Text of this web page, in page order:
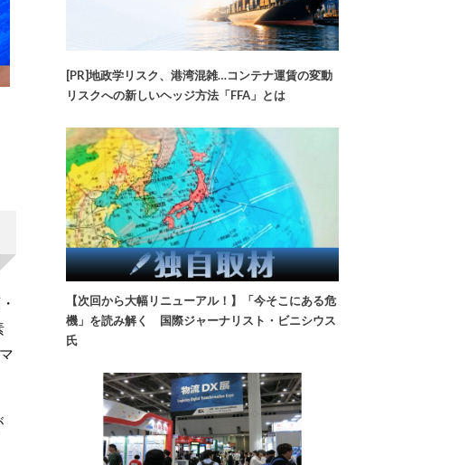
[PR]地政学リスク、港湾混雑…コンテナ運賃の変動
リスクへの新しいヘッジ方法「FFA」とは
【次回から大幅リニューアル！】「今そこにある危
機」を読み解く 国際ジャーナリスト・ビニシウス
氏